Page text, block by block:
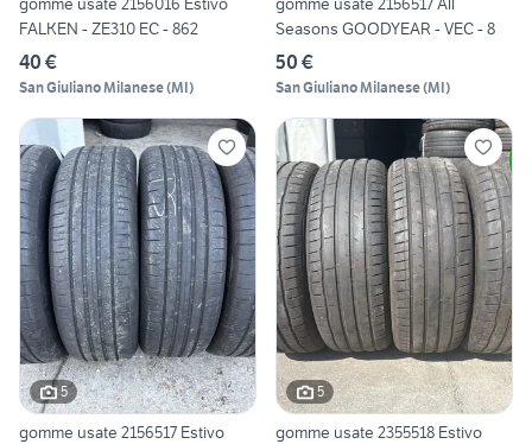
FALKEN - ZE310 EC - 862
40 €
San Giuliano Milanese(MI)
Seasons GOODYEAR - VEC - 8
50 €
San Giuliano Milanese(MI)
5
gomme usate 2156517 Estivo
5
gomme usate 2355518 Estivo